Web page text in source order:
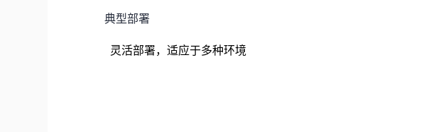
典型部署
灵活部署，适应于多种环境